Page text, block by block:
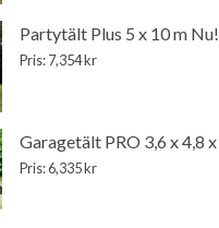
Partytält Plus 5 x 10 m Nu!
Pris: 7,354 kr
Garagetält PRO 3,6 x 4,8 x
Pris: 6,335 kr